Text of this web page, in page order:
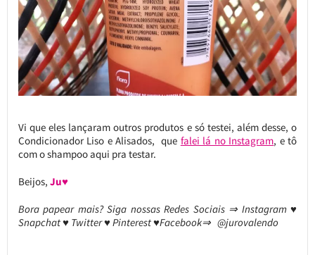
Vi que eles lançaram outros produtos e só testei, além desse, o
Condicionador Liso e Alisados, que falei lá no Instagram, e tô
com o shampoo aqui pra testar.
Beijos, Ju♥
Bora papear mais? Siga nossas Redes Sociais ⇒ Instagram ♥
Snapchat ♥ Twitter ♥ Pinterest ♥Facebook⇒ @jurovalendo